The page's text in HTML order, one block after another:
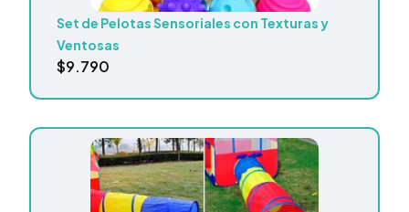
Set de Pelotas Sensoriales con Texturas y
Ventosas
$9.790